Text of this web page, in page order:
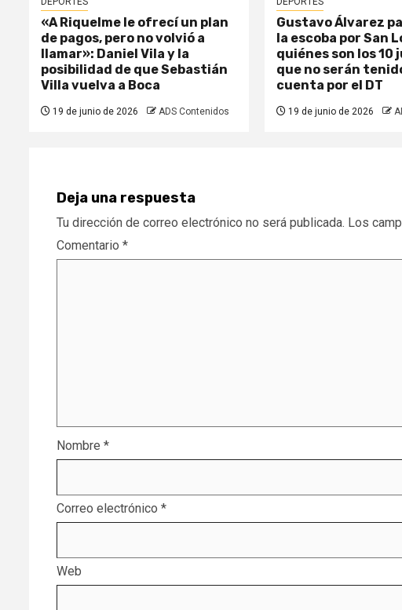
«A Riquelme le ofrecí un plan
de pagos, pero no volvió a
llamar»: Daniel Vila y la
posibilidad de que Sebastián
Villa vuelva a Boca
19 de junio de 2026 ADS Contenidos
Gustavo Álvarez
la escoba por San
quiénes son los 10
que no serán
cuenta por el DT
19 de junio de 2026
Deja una respuesta
Tu dirección de correo electrónico no será publicada. Los
Comentario *
Nombre *
Correo electrónico *
Web